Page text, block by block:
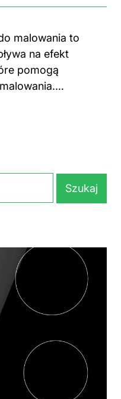
malowania to
na efekt
pomogą